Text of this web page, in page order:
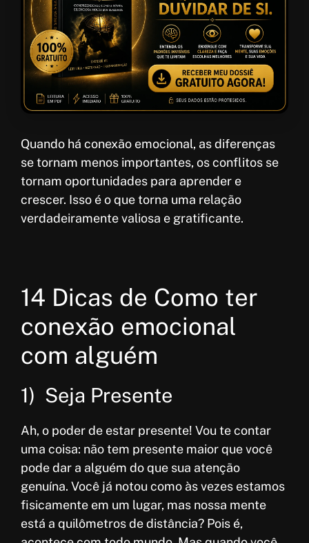
Quando há conexão emocional, as diferenças
se tornam menos importantes, os conflitos se
tornam oportunidades para aprender e
crescer. Isso é o que torna uma relação
verdadeiramente valiosa e gratificante.
14 Dicas de Como ter
conexão emocional
com alguém
1) Seja Presente
Ah, o poder de estar presente! Vou te contar
uma coisa: não tem presente maior que você
pode dar a alguém do que sua atenção
genuína. Você já notou como às vezes estamos
fisicamente em um lugar, mas nossa mente
está a quilômetros de distância? Pois é,